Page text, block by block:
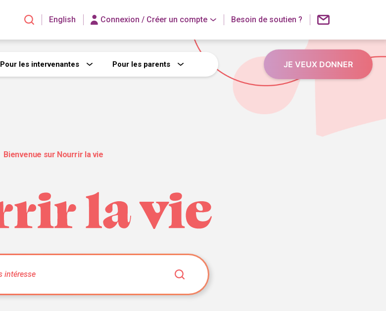
English Connexion / Créer un compte Besoin de soutien ?
Pour les intervenantes Pour les parents JE VEUX DONNER
Bienvenue sur Nourrir la vie